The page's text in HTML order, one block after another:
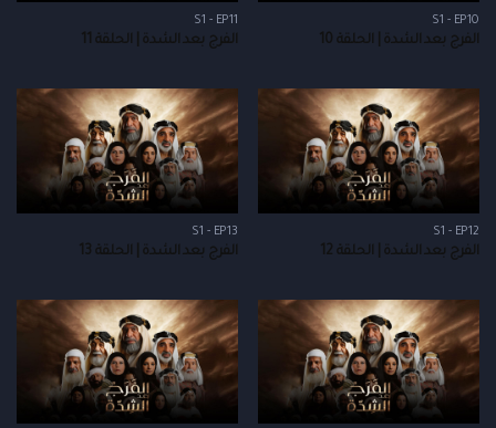
S1 - EP10
الفرج بعد الشدة | الحلقة 10
S1 - EP11
الفرج بعد الشدة | الحلقة 11
S1 - EP12
الفرج بعد الشدة | الحلقة 12
S1 - EP13
الفرج بعد الشدة | الحلقة 13